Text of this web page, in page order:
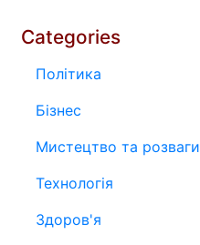
Categories
Політика
Бізнес
Мистецтво та розваги
Технологія
Здоров'я